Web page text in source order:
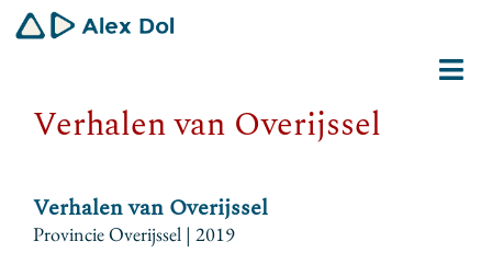
naar
Schrijver
Verhalen van Overijssel
Verhalen van Overijssel
Provincie Overijssel | 2019